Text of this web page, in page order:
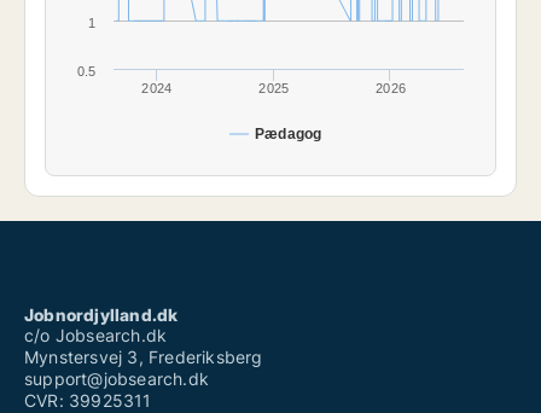
Pædagog
2024 2025 2026
0.5
1
Jobnordjylland.dk
c/o Jobsearch.dk
Mynstersvej 3, Frederiksberg
support@jobsearch.dk
CVR: 39925311